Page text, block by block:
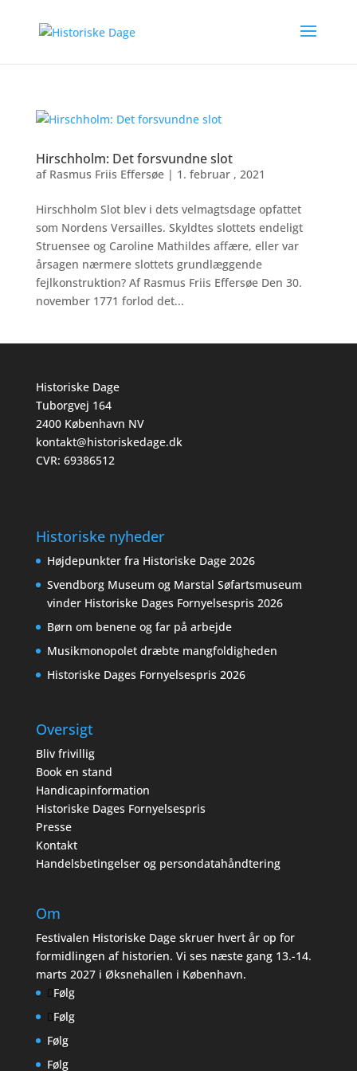
Hirschholm: Det forsvundne slot
af Rasmus Friis Effersøe| 1. februar , 2021
Hirschholm Slot blev i dets velmagtsdage opfattet
som Nordens Versailles. Skyldtes slottets endeligt
Struensee og Caroline Mathildes affære, eller var
årsagen nærmere slottets grundlæggende
fejlkonstruktion? Af Rasmus Friis Effersøe Den 30.
november 1771 forlod det...
Historiske Dage
Tuborgvej 164
2400 København NV
kontakt@historiskedage.dk
CVR: 69386512
Historiske nyheder
Højdepunkter fra Historiske Dage 2026
Svendborg Museum og Marstal Søfartsmuseum
vinder Historiske Dages Fornyelsespris 2026
Børn om benene og far på arbejde
Musikmonopolet dræbte mangfoldigheden
Historiske Dages Fornyelsespris 2026
Oversigt
Bliv frivillig
Book en stand
Handicapinformation
Historiske Dages Fornyelsespris
Presse
Kontakt
Handelsbetingelser og persondatahåndtering
Om
Festivalen Historiske Dage skruer hvert år op for
formidlingen af historien. Vi ses næste gang 13.-14.
marts 2027 i Øksnehallen i København.
Følg
Følg
Følg
Følg